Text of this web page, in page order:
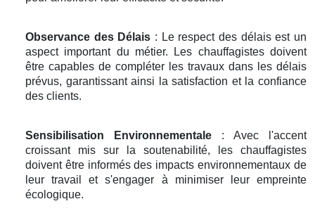
Observance des Délais : Le respect des délais est un
aspect important du métier. Les chauffagistes doivent
être capables de compléter les travaux dans les délais
prévus, garantissant ainsi la satisfaction et la confiance
des clients.
Sensibilisation Environnementale : Avec l'accent
croissant mis sur la soutenabilité, les chauffagistes
doivent être informés des impacts environnementaux de
leur travail et s'engager à minimiser leur empreinte
écologique.